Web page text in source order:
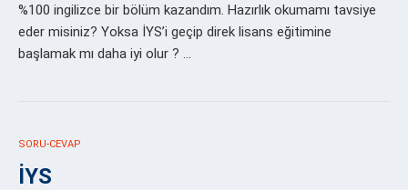
%100 ingilizce bir bölüm kazandım. Hazırlık okumamı tavsiye
eder misiniz? Yoksa İYS’i geçip direk lisans eğitimine
başlamak mı daha iyi olur ? …
SORU-CEVAP
İYS